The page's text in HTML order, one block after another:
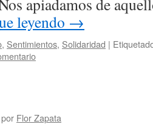
apiadamos de
leyendo →
, Sentimientos, Solidaridad |
por Flor Zapata